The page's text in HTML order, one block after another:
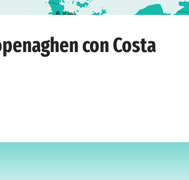
6 Kiel
con Costa